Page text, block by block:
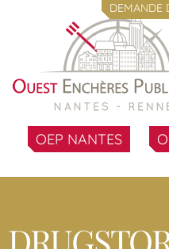
DEMANDE
OEP NANTES